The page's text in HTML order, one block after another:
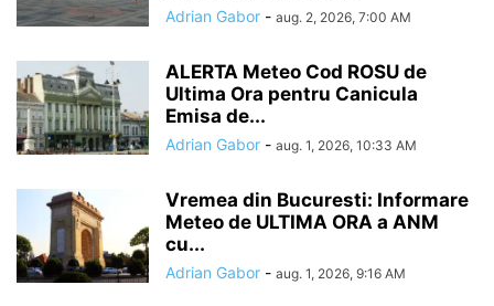
Adrian Gabor - aug. 2, 2026, 7:00 AM
ALERTA Meteo Cod ROSU de
Ultima Ora pentru Canicula
Emisa de...
Adrian Gabor - aug. 1, 2026, 10:33 AM
Vremea din Bucuresti: Informare
Meteo de ULTIMA ORA a ANM
cu...
Adrian Gabor - aug. 1, 2026, 9:16 AM